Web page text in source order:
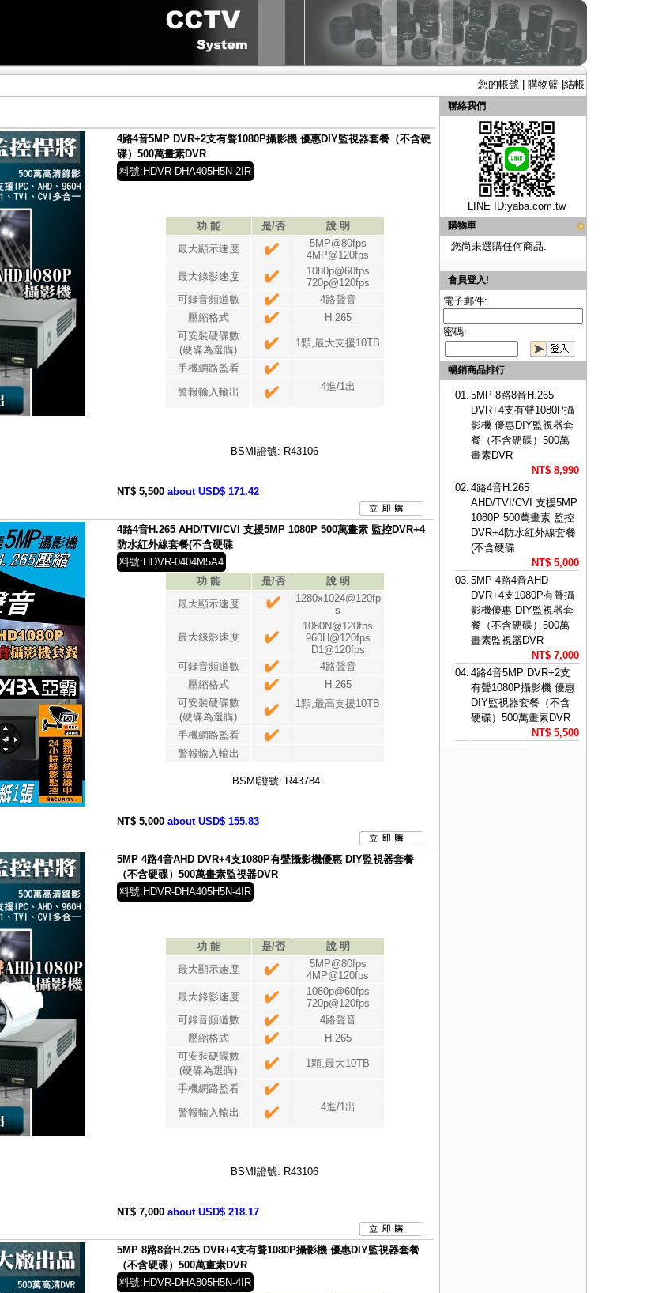
您的帳號| 購物籃| 結帳
4路4音5MP DVR+2支有聲1080P攝影機 優惠DIY監視器套餐（不含硬
碟）500萬畫素DVR
料號:HDVR-DHA405H5N-2IR
功 能 是/否
說 明
最大顯示速度
5MP@80fps
4MP@120fps
最大錄影速度
1080p@60fps
720p@120fps
可錄音頻道數
4路聲音
壓縮格式
H.265
可安裝硬碟數
(硬碟為選購)
1顆,最大支援10TB
手機網路監看
警報輸入輸出
4進/1出
BSMI證號: R43106
NT$ 5,500 about USD$ 171.42
4路4音H.265 AHD/TVI/CVI 支援5MP 1080P 500萬畫素 監控DVR+4
防水紅外線套餐(不含硬碟
料號:HDVR-0404M5A4
功 能
是/否
說 明
最大顯示速度
1280x1024@120fp
s
最大錄影速度
1080N@120fps
960H@120fps
D1@120fps
可錄音頻道數
4路聲音
壓縮格式
H.265
可安裝硬碟數
(硬碟為選購)
1顆,最高支援10TB
手機網路監看
警報輸入輸出
BSMI證號: R43784
NT$ 5,000 about USD$ 155.83
5MP 4路4音AHD DVR+4支1080P有聲攝影機優惠 DIY監視器套餐
（不含硬碟）500萬畫素監視器DVR
料號:HDVR-DHA405H5N-4IR
功 能 是/否
說 明
最大顯示速度
5MP@80fps
4MP@120fps
最大錄影速度
1080p@60fps
720p@120fps
可錄音頻道數
4路聲音
壓縮格式
H.265
可安裝硬碟數
(硬碟為選購)
1顆,最大10TB
手機網路監看
警報輸入輸出
4進/1出
BSMI證號: R43106
NT$ 7,000 about USD$ 218.17
5MP 8路8音H.265 DVR+4支有聲1080P攝影機 優惠DIY監視器套餐
（不含硬碟）500萬畫素DVR
料號:HDVR-DHA805H5N-4IR
聯絡我們
LINE ID:yaba.com.tw
購物車
您尚未選購任何商品.
會員登入!
電子郵件:
密碼:
暢銷商品排行
01. 5MP 8路8音H.265
DVR+4支有聲1080P攝
影機 優惠DIY監視器套
餐（不含硬碟）500萬
畫素DVR
NT$ 8,990
02. 4路4音H.265
AHD/TVI/CVI 支援5MP
1080P 500萬畫素 監控
DVR+4防水紅外線套餐
(不含硬碟
NT$ 5,000
03. 5MP 4路4音AHD
DVR+4支1080P有聲攝
影機優惠 DIY監視器套
餐（不含硬碟）500萬
畫素監視器DVR
NT$ 7,000
04. 4路4音5MP DVR+2支
有聲1080P攝影機 優惠
DIY監視器套餐（不含
硬碟）500萬畫素DVR
NT$ 5,500